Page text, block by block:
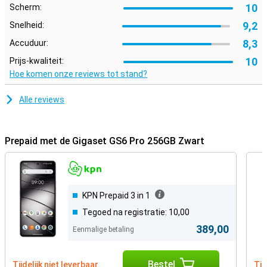
Scherm: 10
Snelheid: 9,2
Accuduur: 8,3
Prijs-kwaliteit: 10
Hoe komen onze reviews tot stand?
Alle reviews
Prepaid met de Gigaset GS6 Pro 256GB Zwart
KPN Prepaid 3 in 1
Tegoed na registratie: 10,00
Eenmalige betaling 389,00
Tijdelijk niet leverbaar Bestel